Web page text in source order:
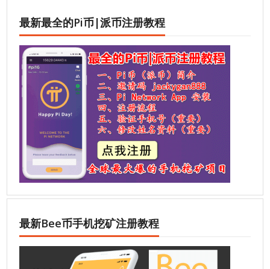
最新最全的Pi币|派币注册教程
最新Bee币手机挖矿注册教程